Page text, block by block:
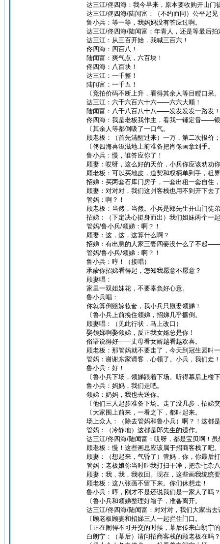
达三江/佟四海：我今早来，原本要收购开山门
达三江/佟四海/陆闻富：（不约而同）公平起
鲁小兵：等一等，我妈妈没有答应过啊。
达三江/佟四海/陆闻富：年青人，还是等最后
达三江：从三百开始，我喊三百六！
佟四海：四百八！
陆闻富：爽气点，六百块！
佟四海：八百块！
达三江：一千整！
陆闻富：一千五！
〔竞拍价码不断上升，看得其余人等目瞪口呆。
达三江：六千六百六十六——六六大顺！
陆闻富：八千八百八十八——发发发发一路发！
佟四海：我是老板我作主，看我一锤定音——
〔其余人等都倒吸了一口气。
顾老板：（首先清醒过来）一万，第二次报
〔佟四海喜滋滋地上前准备把肖像画拿到手。
鲁小兵：慢，谁答应你了！
顾妻：哎呀，这么好的天价，小兵你应该劝劝
顾老板：可以买地皮，道契和权柄单到手，租
招娣：买两套石库门房子，一套出租一套自住
顾妻：对对对，我们这爿客栈也用不到开下去
管妈：啊？！
顾老板：当然，当然。小兵是郎先生开山门徒
招娣：（下定决心挺身而出）我们姐妹两个一
管妈/鲁小兵/领娣：啊？！
顾妻：这，这，这算什么啊？
招娣：有出息的人家三妻四妾没什么了不起
管妈/鲁小兵/领娣：啊？！
鲁小兵：哼！（接唱）
承蒙你招娣看得起，怎知我愿意不愿意？
顾妻唱：
家里一双姐妹花，不要辜负好心意。
鲁小兵唱：
你就算倒赔嫁妆奁，我小兵只愿娶领娣！
〔鲁小兵上前挽住领娣，招娣几乎撅倒。
顾妻唱：（见此行状，马上改口）
娶领娣啊娶领娣，反正我女婿总是你！
俗语说得好——丈母看女婿越看越欢喜。
顾老板：那管妈就不要走了，今天到冠生园叫
管妈：谢谢东家请客，心领了。小兵，我们走！
鲁小兵：好！
〔鲁小兵下场，领娣跟着下场。听得幕后上
鲁小兵：妈妈，我们走吧。
领娣：奶妈，我也去送你。
〔他们三人起步准备下场。走了没几步，招娣
〔大家围上前来，一看之下，都叫起来。
场上众人：（除去管妈和鲁小兵）啊？！这
管妈：（冷静地）这都是郎先生的遗作。
达三江/佟四海/陆闻富：哎呀，都是宝贝啊！
顾老板：慢！这些画总应该属于招商客栈了吧。
顾妻：（想起来，气昏了）管妈，你，你最后
管妈：老板娘你当时叫我打扫干净，把杂七杂
顾妻：我，我，我收回。现在，这些画我统统
顾老板：这八张画不留下来。你们休想走！
鲁小兵：哼，刚才不是还说我们是一家人了吗
〔鲁小兵和领娣整理好箱子，准备离开。
达三江/佟四海/陆闻富：对对对，我们大家出去
〔顾老板顾妻和招娣三人一起拦住门口。
〔正在闹得不可开交的时候，幕后传来白朗宁
白朗宁：（幕后）请问招商客栈的顾老板在吗？